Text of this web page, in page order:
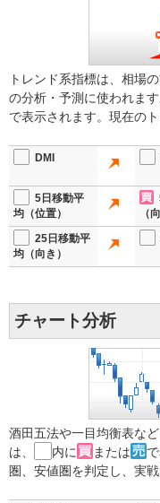
トレンド系指標は、相場
の分析・予測に使われま
で表示されます。現在の
DMI
5日移動平
均（位置）
（
25日移動平
均（向き）
チャート分析
酒田五法や一目均衡表な
は、
内に または
圏、安値圏を判定し、実戦